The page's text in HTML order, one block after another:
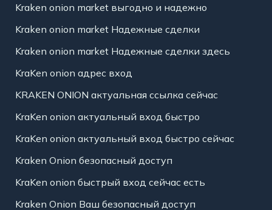
Kraken onion market выгодно и надежно
Kraken onion market Надежные сделки
Kraken onion market Надежные сделки здесь
KraKen onion адрес вход
KRAKEN ONION актуальная ссылка сейчас
KraKen onion актуальный вход быстро
KraKen onion актуальный вход быстро сейчас
Kraken Onion безопасный доступ
KraKen onion быстрый вход сейчас есть
Kraken Onion Ваш безопасный доступ